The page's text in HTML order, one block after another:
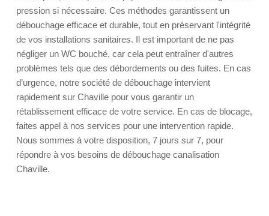
pression si nécessaire. Ces méthodes garantissent un
débouchage efficace et durable, tout en préservant l'intégrité
de vos installations sanitaires. Il est important de ne pas
négliger un WC bouché, car cela peut entraîner d'autres
problèmes tels que des débordements ou des fuites. En cas
d’urgence, notre société de débouchage intervient
rapidement sur Chaville pour vous garantir un
rétablissement efficace de votre service. En cas de blocage,
faites appel à nos services pour une intervention rapide.
Nous sommes à votre disposition, 7 jours sur 7, pour
répondre à vos besoins de débouchage canalisation
Chaville.